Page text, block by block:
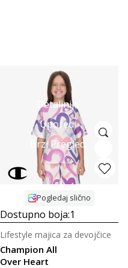
Detaljnije
Uporedi
Brzi Pregled
Pogledaj slično
Dostupno boja:1
Champion All
Over Heart
Lifestyle majica za devojčice